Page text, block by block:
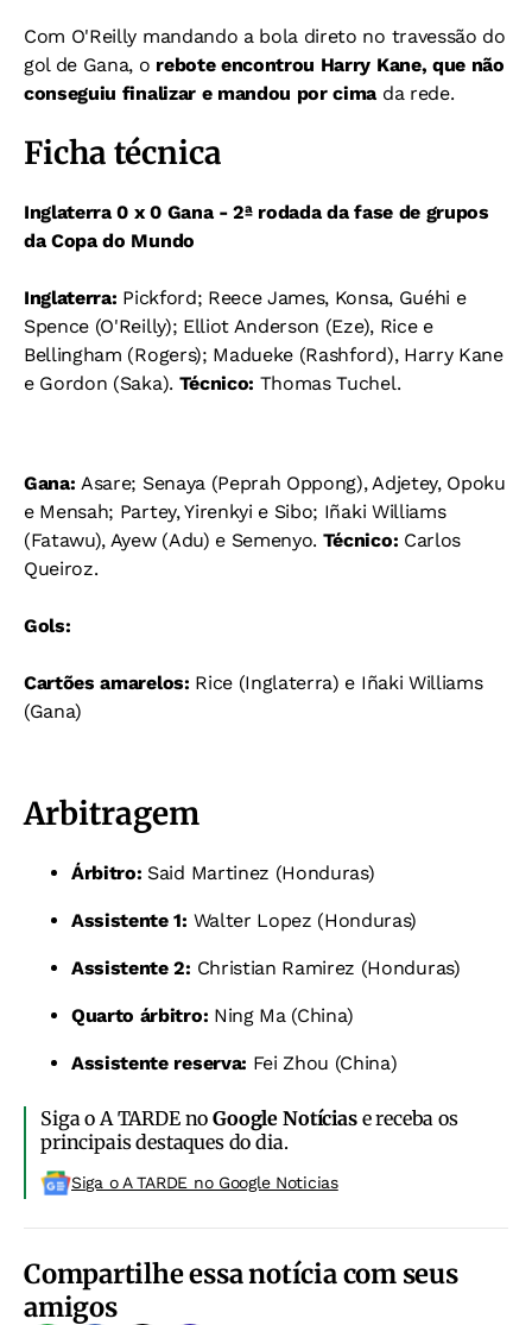
Com O'Reilly mandando a bola direto no travessão do
gol de Gana, o rebote encontrou Harry Kane, que não
conseguiu finalizar e mandou por cima da rede.
Ficha técnica
Inglaterra 0 x 0 Gana - 2ª rodada da fase de grupos
da Copa do Mundo
Inglaterra: Pickford; Reece James, Konsa, Guéhi e
Spence (O'Reilly); Elliot Anderson (Eze), Rice e
Bellingham (Rogers); Madueke (Rashford), Harry Kane
e Gordon (Saka). Técnico: Thomas Tuchel.
Gana:Asare; Senaya (Peprah Oppong), Adjetey, Opoku
e Mensah; Partey, Yirenkyi e Sibo; Iñaki Williams
(Fatawu), Ayew (Adu) e Semenyo. Técnico: Carlos
Queiroz.
Gols:
Cartões amarelos: Rice (Inglaterra) e Iñaki Williams
(Gana)
Arbitragem
Árbitro: Said Martinez (Honduras)
Assistente 1: Walter Lopez (Honduras)
Assistente 2: Christian Ramirez (Honduras)
Quarto árbitro: Ning Ma (China)
Assistente reserva: Fei Zhou (China)
Siga o A TARDE noGoogle Notíciase receba os
principais destaques do dia.
Siga o A TARDE no Google Noticias
Compartilhe essa notícia com seus
amigos